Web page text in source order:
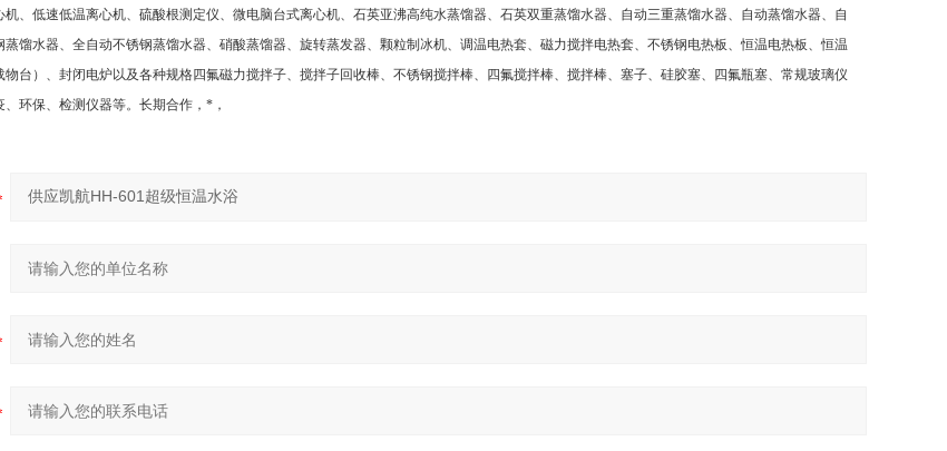
机、低速低温离心机、硫酸根测定仪、微电脑台式离心机、石英亚沸高纯水蒸馏器、石英双重蒸馏水器、自动三重蒸馏水器、自动蒸馏水器、自
馏水器、全自动不锈钢蒸馏水器、硝酸蒸馏器、旋转蒸发器、颗粒制冰机、调温电热套、磁力搅拌电热套、不锈钢电热板、恒温电热板、恒温
台）、封闭电炉以及各种规格四氟磁力搅拌子、搅拌子回收棒、不锈钢搅拌棒、四氟搅拌棒、搅拌棒、塞子、硅胶塞、四氟瓶塞、常规玻璃仪
环保、检测仪器等。长期合作，*，